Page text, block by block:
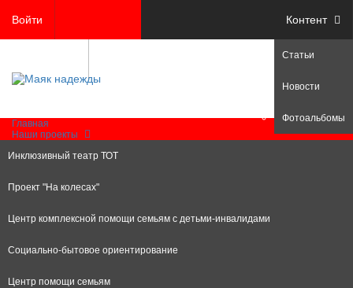
Войти Контент
Статьи
Новости
Фотоальбомы
Главная
Наши проекты
Инклюзивный театр ТОТ
Проект "На колесах"
Центр комплексной помощи семьям с детьми-инвалидами
Социально-бытовое ориентирование
Центр помощи семьям